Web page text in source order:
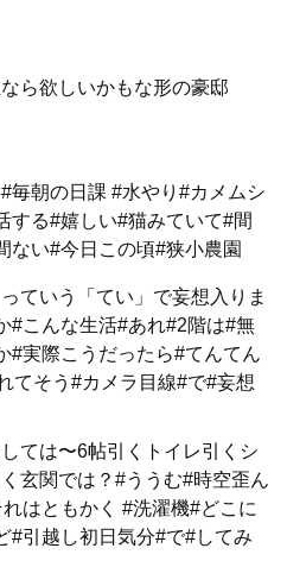
ら欲しいかもな形の豪邸
毎朝の日課 #水やり#カメムシ
する#嬉しい#猫みていて#間
ない#今日この頃#狭小農園
ていう「てい」で妄想入りま
#こんな生活#あれ#2階は#無
#実際こうだったら#てんてん
てそう#カメラ目線#で#妄想
ては〜6帖引くトイレ引くシ
玄関では？#ううむ#時空歪ん
はともかく #洗濯機#どこに
#引越し初日気分#で#してみ